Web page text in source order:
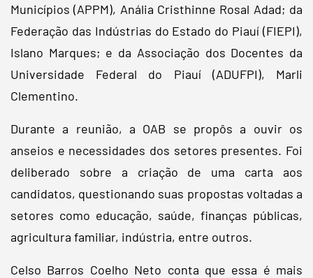
Municípios (APPM), Anália Cristhinne Rosal Adad; da
Federação das Indústrias do Estado do Piauí (FIEPI),
Islano Marques; e da Associação dos Docentes da
Universidade Federal do Piauí (ADUFPI), Marli
Clementino.
Durante a reunião, a OAB se propôs a ouvir os
anseios e necessidades dos setores presentes. Foi
deliberado sobre a criação de uma carta aos
candidatos, questionando suas propostas voltadas a
setores como educação, saúde, finanças públicas,
agricultura familiar, indústria, entre outros.
Celso Barros Coelho Neto conta que essa é mais